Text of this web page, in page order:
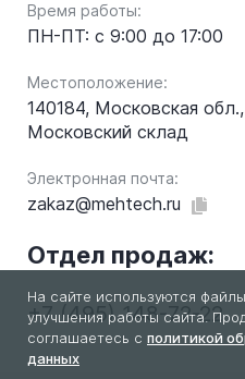
Время работы:
ПН-ПТ: с 9:00 до 17:00
Местоположение:
140184, Московская
Московский склад
Электронная почта:
zakaz@mehtech.ru
Отдел продаж:
+7 (495) 148-72-22
На сайте используются
улучшения работы сайта.
соглашаетесь с политикой
данных